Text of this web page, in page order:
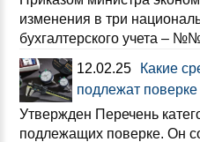
изменения в три
бухгалтерского учета –
12.02.25
Какие
подлежат поверке
Утвержден Перечень
подлежащих поверке. Он